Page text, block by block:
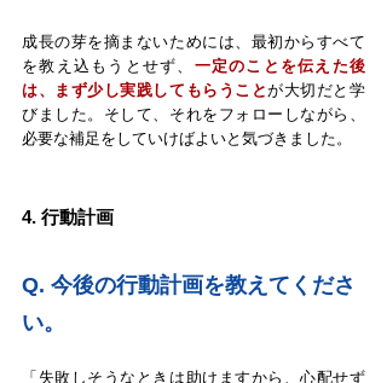
成長の芽を摘まないためには、最初からすべて
を教え込もうとせず、 一定のことを伝えた後
は、まず少し実践してもらうことが大切だと学
びました。そして、それをフォローしながら、
必要な補足をしていけばよいと気づきました。
4. 行動計画
Q. 今後の行動計画を教えてくださ
い。
「失敗しそうなときは助けますから、心配せず